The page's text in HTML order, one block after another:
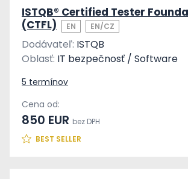
ISTQB® Certified Tester
(CTFL)
EN EN/CZ
Dodávateľ: ISTQB
Oblasť: IT bezpečnosť / Software
5 termínov
Cena od:
850 EUR bez DPH
BEST SELLER